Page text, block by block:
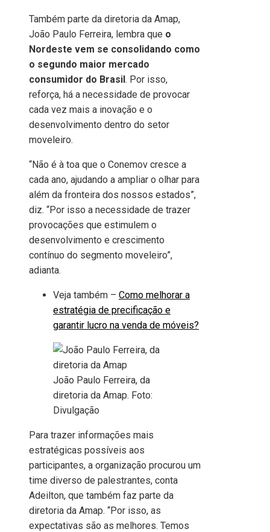
Também parte da diretoria da Amap,
João Paulo Ferreira, lembra que o
Nordeste vem se consolidando como
o segundo maior mercado
consumidor do Brasil. Por isso,
reforça, há a necessidade de provocar
cada vez mais a inovação e o
desenvolvimento dentro do setor
moveleiro.
“Não é à toa que o Conemov cresce a
cada ano, ajudando a ampliar o olhar para
além da fronteira dos nossos estados”,
diz. “Por isso a necessidade de trazer
provocações que estimulem o
desenvolvimento e crescimento
contínuo do segmento moveleiro”,
adianta.
Veja também – Como melhorar a
estratégia de precificação e
garantir lucro na venda de móveis?
João Paulo Ferreira, da
diretoria da Amap. Foto:
Divulgação
Para trazer informações mais
estratégicas possíveis aos
participantes, a organização procurou um
time diverso de palestrantes, conta
Adeilton, que também faz parte da
diretoria da Amap. “Por isso, as
expectativas são as melhores. Temos